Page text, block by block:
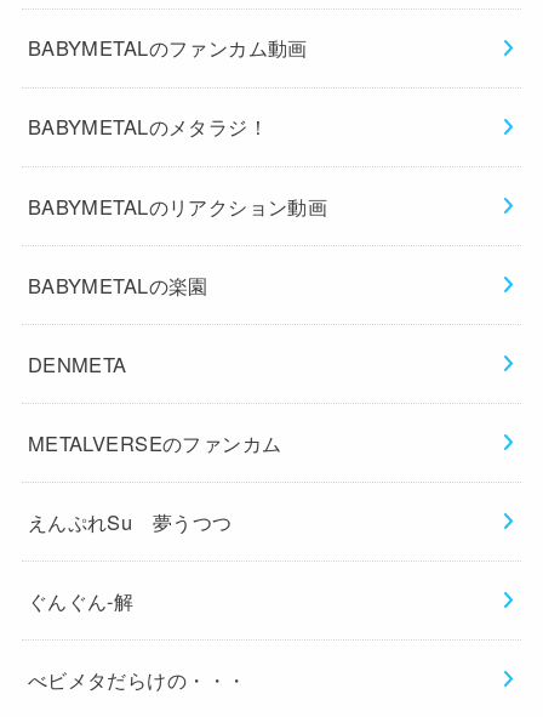
BABYMETALのファンカム動画
BABYMETALのメタラジ！
BABYMETALのリアクション動画
BABYMETALの楽園
DENMETA
METALVERSEのファンカム
えんぷれSu 夢うつつ
ぐんぐん-解
べビメタだらけの・・・